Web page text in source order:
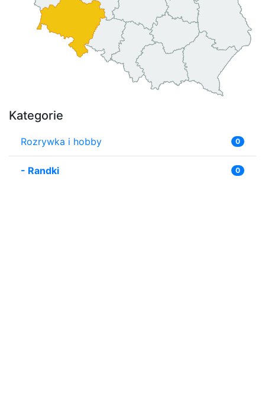
Kategorie
Rozrywka i hobby 0
- Randki 0